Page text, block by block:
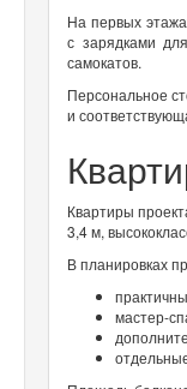
На первых
с зарядками
самокатов.
Персональное
и
Квартиры
3,4 м,
В планировках
мастер-